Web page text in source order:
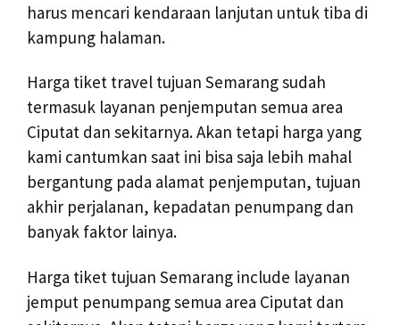
harus mencari kendaraan lanjutan untuk tiba di
kampung halaman.
Harga tiket travel tujuan Semarang sudah
termasuk layanan penjemputan semua area
Ciputat dan sekitarnya. Akan tetapi harga yang
kami cantumkan saat ini bisa saja lebih mahal
bergantung pada alamat penjemputan, tujuan
akhir perjalanan, kepadatan penumpang dan
banyak faktor lainya.
Harga tiket tujuan Semarang include layanan
jemput penumpang semua area Ciputat dan